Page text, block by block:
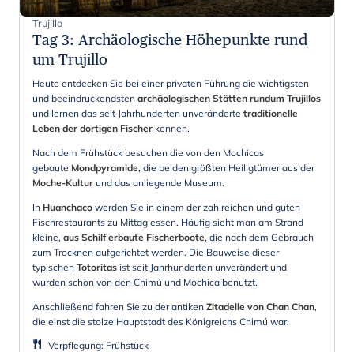
Trujillo
Tag 3: Archäologische Höhepunkte rund
um Trujillo
Heute entdecken Sie bei einer privaten Führung die wichtigsten
und beeindruckendsten archäologischen Stätten rundum Trujillos
und lernen das seit Jahrhunderten unveränderte traditionelle
Leben der dortigen Fischer kennen.
Nach dem Frühstück besuchen die von den Mochicas
gebaute Mondpyramide, die beiden größten Heiligtümer aus der
Moche-Kultur und das anliegende Museum.
In Huanchaco werden Sie in einem der zahlreichen und guten
Fischrestaurants zu Mittag essen. Häufig sieht man am Strand
kleine, aus Schilf erbaute Fischerboote, die nach dem Gebrauch
zum Trocknen aufgerichtet werden. Die Bauweise dieser
typischen Totoritas ist seit Jahrhunderten unverändert und
wurden schon von den Chimú und Mochica benutzt.
Anschließend fahren Sie zu der antiken Zitadelle von Chan Chan,
die einst die stolze Hauptstadt des Königreichs Chimú war.
Verpflegung: Frühstück